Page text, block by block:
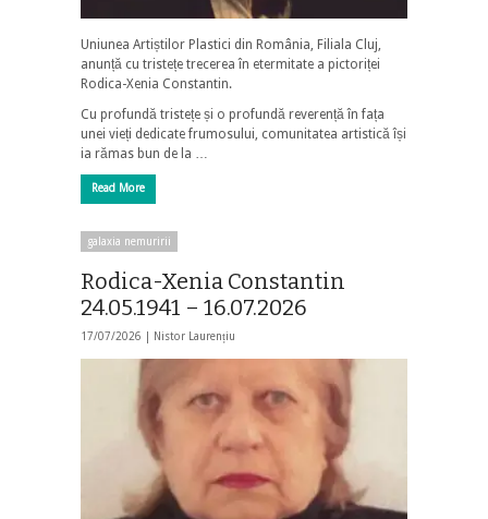
Uniunea Artiștilor Plastici din România, Filiala Cluj,
anunță cu tristețe trecerea în etermitate a pictoriței
Rodica-Xenia Constantin.
Cu profundă tristețe și o profundă reverență în fața
unei vieți dedicate frumosului, comunitatea artistică își
ia rămas bun de la …
Read More
galaxia nemuririi
Rodica-Xenia Constantin
24.05.1941 – 16.07.2026
17/07/2026 | Nistor Laurențiu